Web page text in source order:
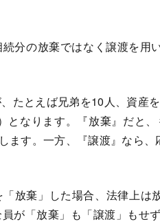
分の放棄ではなく譲渡を用
、たとえば兄弟を10人、資
となります。『放棄』だと
ます。一方、『譲渡』なら
放棄」した場合、法律上は
が「放棄」も「譲渡」もせ